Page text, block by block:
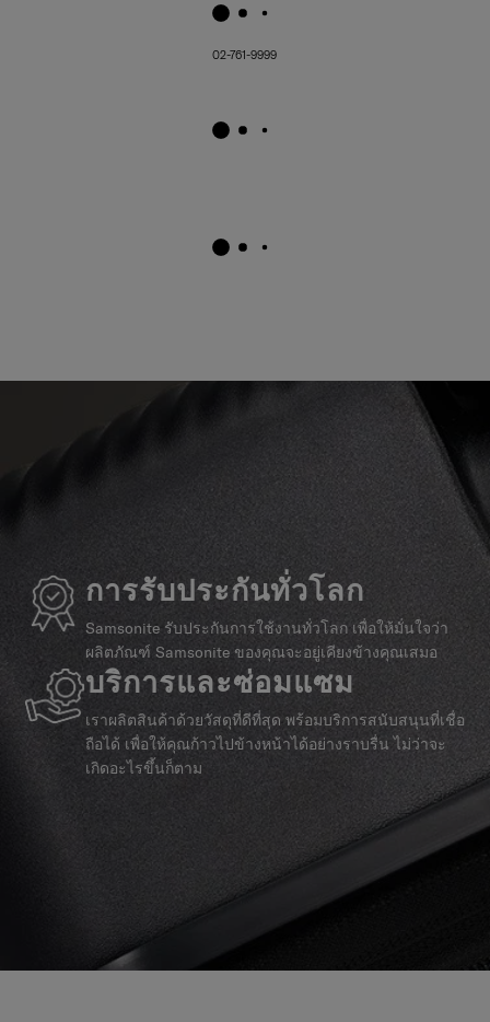
02-761-9999
การรับประกันทั่วโลก
Samsonite รับประกันการใช้งานทั่วโลก เพื่อให้มั่นใจว่า
ผลิตภัณฑ์ Samsonite ของคุณจะอยู่เคียงข้างคุณเสมอ
บริการและซ่อมแซม
เราผลิตสินค้าด้วยวัสดุที่ดีที่สุด พร้อมบริการสนับสนุนที่เชื่อ
ถือได้ เพื่อให้คุณก้าวไปข้างหน้าได้อย่างราบรื่น ไม่ว่าจะ
เกิดอะไรขึ้นก็ตาม